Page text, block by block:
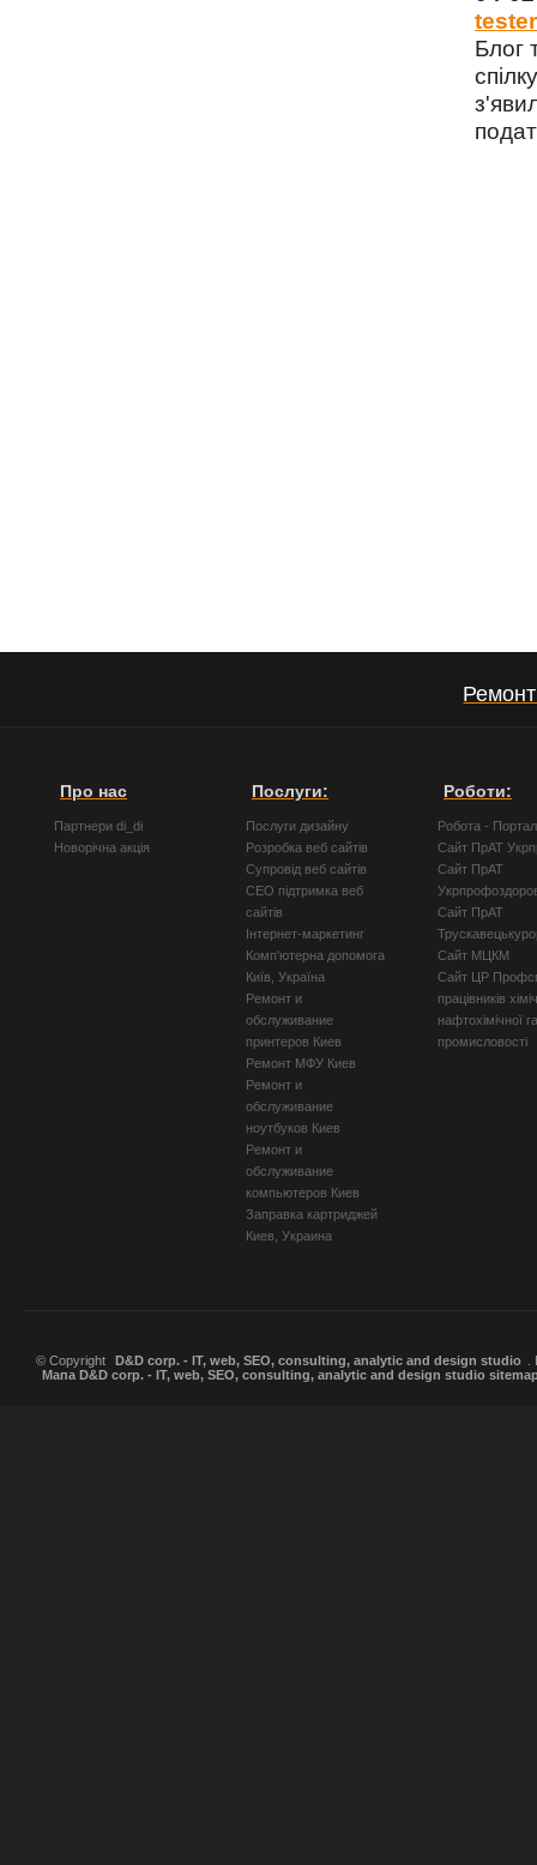
tester
Блог
Про нас
Партнери di_di
Новорічна акція
Послуги:
Послуги дизайну
Розробка веб сайтів
Супровід веб сайтів
СЕО підтримка веб
сайтів
Інтернет-маркетинг
Комп'ютерна допомога
Київ, Україна
Ремонт и
обслуживание
принтеров Киев
Ремонт МФУ Киев
Ремонт и
обслуживание
ноутбуков Киев
Ремонт и
обслуживание
компьютеров Киев
Заправка картриджей
Киев, Украина
Роботи:
Робота -
Сайт ПрАТ
Сайт ПрАТ
Сайт ПрАТ
Сайт МЦКМ
Сайт ЦР
працівників
нафтохімічної
промисловості
© Copyright D&D corp. - IT, web, SEO, consulting, analytic and design studio
Мапа D&D corp. - IT, web, SEO, consulting, analytic and design studio